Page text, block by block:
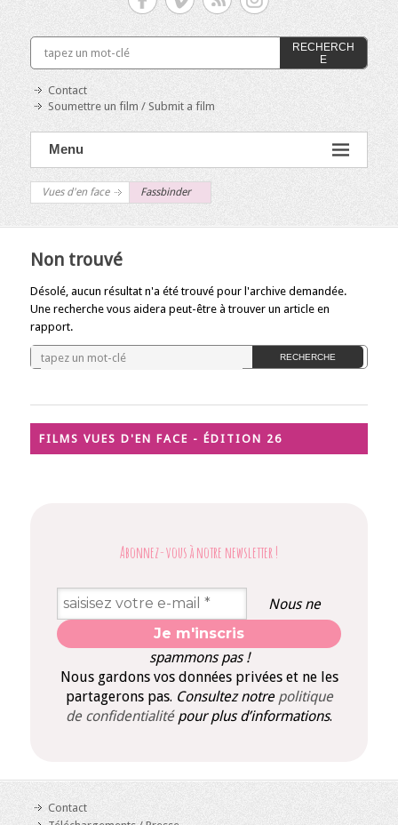
RECHERCH
E
Contact
Soumettre un film / Submit a film
Menu
Vues d'en face Fassbinder
Non trouvé
Désolé, aucun résultat n'a été trouvé pour l'archive demandée.
Une recherche vous aidera peut-être à trouver un article en
rapport.
RECHERCHE
FILMS VUES D'EN FACE - ÉDITION 26
Abonnez-vous à notre newsletter !
Nous ne
spammons pas !
Nous gardons vos données privées et ne les
partagerons pas. Consultez notre politique
de confidentialité pour plus d’informations.
Contact